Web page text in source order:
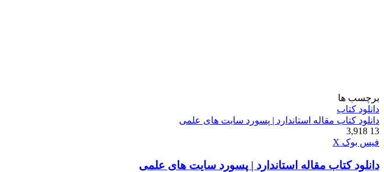
برچسب ها
دانلود کتاب
دانلود کتاب مقاله استاندارد | پسورد سایت های علمی
13
فیس بوک X
از
دانلود کتاب مقاله استاندارد | پسورد سایت های علمی